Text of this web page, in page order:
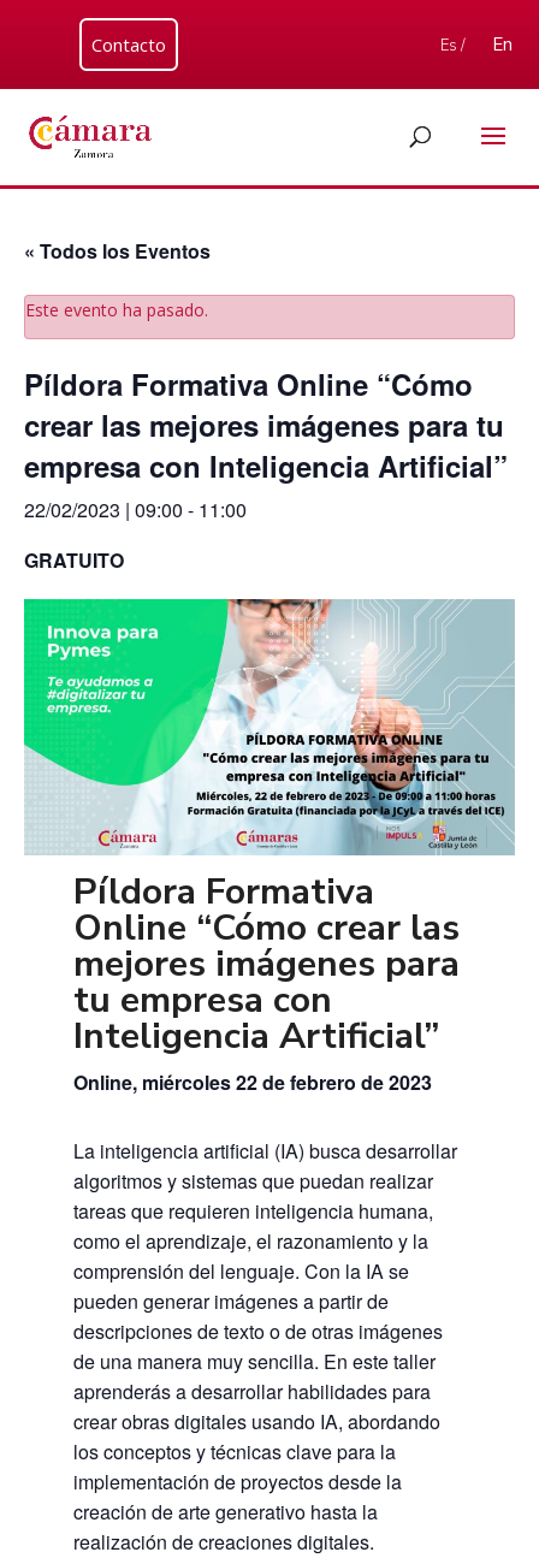
Contacto Es / En
« Todos los Eventos
Este evento ha pasado.
Píldora Formativa Online “Cómo
crear las mejores imágenes para tu
empresa con Inteligencia Artificial”
22/02/2023 | 09:00 - 11:00
GRATUITO
Píldora Formativa
Online “Cómo crear las
mejores imágenes para
tu empresa con
Inteligencia Artificial”
Online, miércoles 22 de febrero de 2023
La inteligencia artificial (IA) busca desarrollar
algoritmos y sistemas que puedan realizar
tareas que requieren inteligencia humana,
como el aprendizaje, el razonamiento y la
comprensión del lenguaje. Con la IA se
pueden generar imágenes a partir de
descripciones de texto o de otras imágenes
de una manera muy sencilla. En este taller
aprenderás a desarrollar habilidades para
crear obras digitales usando IA, abordando
los conceptos y técnicas clave para la
implementación de proyectos desde la
creación de arte generativo hasta la
realización de creaciones digitales.